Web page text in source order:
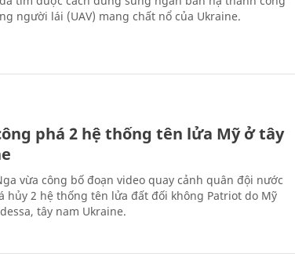
người lái (UAV) mang chất nổ của Ukraine.
phá 2 hệ thống tên lửa Mỹ ở tây
vừa công bố đoạn video quay cảnh quân đội nước
hủy 2 hệ thống tên lửa đất đối không Patriot do Mỹ
tây nam Ukraine.